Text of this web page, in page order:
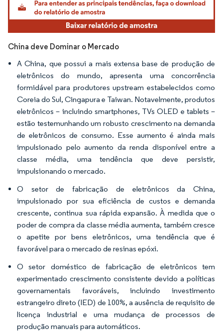
China deve Dominar o Mercado
A China, que possui a mais extensa base de produção de
eletrônicos do mundo, apresenta uma concorrência
formidável para produtores upstream estabelecidos como
Coreia do Sul, Cingapura e Taiwan. Notavelmente, produtos
eletrônicos – incluindo smartphones, TVs OLED e tablets –
estão testemunhando um robusto crescimento na demanda
de eletrônicos de consumo. Esse aumento é ainda mais
impulsionado pelo aumento da renda disponível entre a
classe média, uma tendência que deve persistir,
impulsionando o mercado.
O setor de fabricação de eletrônicos da China,
impulsionado por sua eficiência de custos e demanda
crescente, continua sua rápida expansão. À medida que o
poder de compra da classe média aumenta, também cresce
o apetite por bens eletrônicos, uma tendência que é
favorável para o mercado de resinas epóxi.
O setor doméstico de fabricação de eletrônicos tem
experimentado crescimento consistente devido a políticas
governamentais favoráveis, incluindo investimento
estrangeiro direto (IED) de 100%, a ausência de requisito de
licença industrial e uma mudança de processos de
produção manuais para automáticos.